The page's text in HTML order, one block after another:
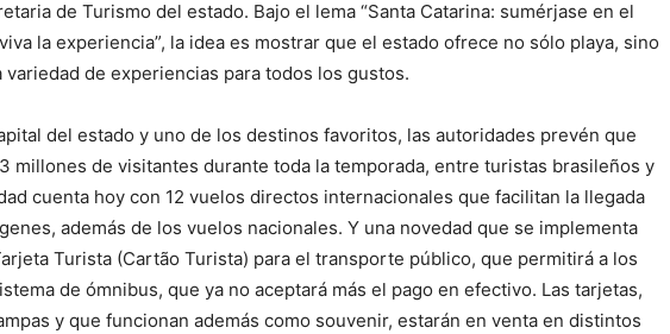
de Turismo del estado. Bajo el lema “Santa Catarina: sumérjase en el
la experiencia”, la idea es mostrar que el estado ofrece no sólo playa, sino
variedad de experiencias para todos los gustos.
del estado y uno de los destinos favoritos, las autoridades prevén que
millones de visitantes durante toda la temporada, entre turistas brasileños y
cuenta hoy con 12 vuelos directos internacionales que facilitan la llegada
además de los vuelos nacionales. Y una novedad que se implementa
Turista (Cartão Turista) para el transporte público, que permitirá a los
de ómnibus, que ya no aceptará más el pago en efectivo. Las tarjetas,
y que funcionan además como souvenir, estarán en venta en distintos